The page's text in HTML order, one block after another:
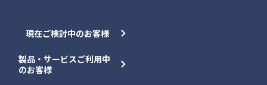
現在ご検討中のお客様
製品・サービスご利用中
のお客様